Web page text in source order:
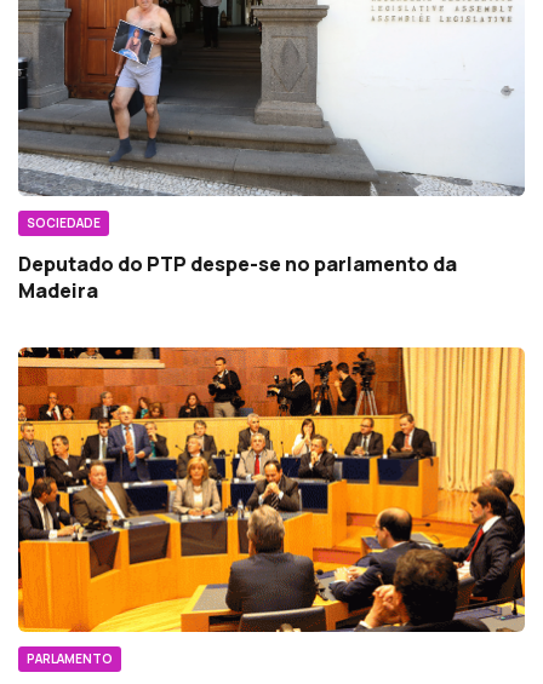
SOCIEDADE
Deputado do PTP despe-se no parlamento da
Madeira
PARLAMENTO